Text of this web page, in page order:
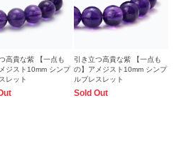
高貴な紫 【一点も
ジスト10mm シンプ
レット
引き立つ高貴な紫 【一点も
の】アメジスト10mm シンプ
ルブレスレット
Sold Out